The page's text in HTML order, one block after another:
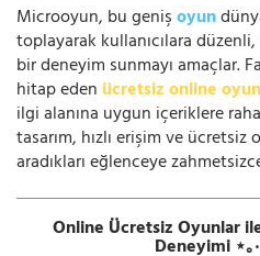
Microoyun, bu genişoyun
toplayarak kullanıcılara
bir deneyim sunmayı amaçlar.
hitap eden ücretsiz online
ilgi alanına uygun içeriklere
tasarım, hızlı erişim ve ücretsiz
aradıkları eğlenceye
Online Ücretsiz Oyunlar
Deneyimi ⋆｡